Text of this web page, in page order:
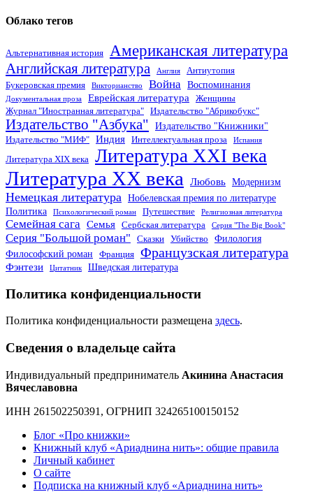
Облако тегов
Альтернативная история Американская литература
Английская литература Англия
Антиутопия
Букеровская премия
Викторианство Война Воспоминания
Документальная проза Еврейская литература
Женщины
Журнал "Иностранная литература"
Издательство "Абрикобукс"
Издательство "Азбука" Издательство "Книжники"
Издательство "МИФ" Индия Интеллектуальная проза Испания
Литература XIX века Литература XXI века
Литература XX века Любовь Модернизм
Немецкая литература
Нобелевская премия по литературе
Политика
Психологический роман Путешествие Религиозная литература
Семейная сага Семья Сербская литература Серия "The Big Book"
Серия "Большой роман" Сказки Убийство
Филология
Философский роман
Франция Французская литература
Фэнтези Цитатник Шведская литература
Политика конфиденциальности
Политика конфиденциальности размещена здесь.
Сведения о владельце сайта
Индивидуальный предприниматель Акинина Анастасия
Вячеславовна
ИНН 261502250391, ОГРНИП 324265100150152
Блог «Про книжки»
Книжный клуб «Ариаднина нить»: общие правила
Личный кабинет
О сайте
Подписка на книжный клуб «Ариаднина нить»